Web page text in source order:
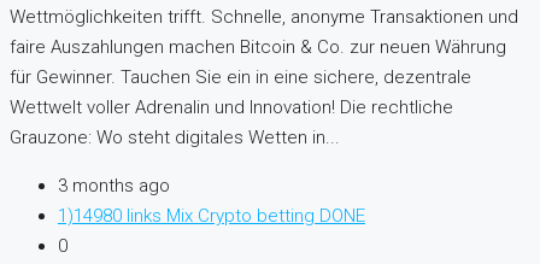
Wettmöglichkeiten trifft. Schnelle, anonyme Transaktionen und
faire Auszahlungen machen Bitcoin & Co. zur neuen Währung
für Gewinner. Tauchen Sie ein in eine sichere, dezentrale
Wettwelt voller Adrenalin und Innovation! Die rechtliche
Grauzone: Wo steht digitales Wetten in...
3 months ago
1)14980 links Mix Crypto betting DONE
0